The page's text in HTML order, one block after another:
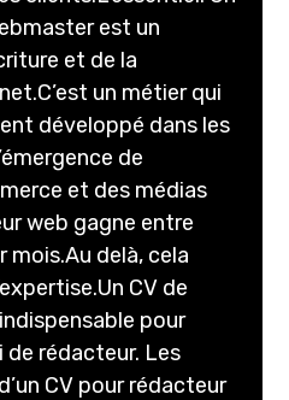
est un
et de la
un métier qui
développé dans les
de
et des médias
web gagne entre
delà, cela
CV de
pour
de rédacteur. Les
CV pour rédacteur